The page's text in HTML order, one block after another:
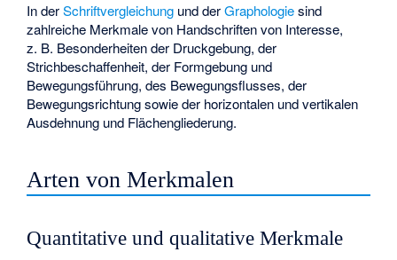
In derSchriftvergleichung und derGraphologiesind
zahlreiche Merkmale von Handschriften von Interesse,
z. B. Besonderheiten der Druckgebung, der
Strichbeschaffenheit, der Formgebung und
Bewegungsführung, des Bewegungsflusses, der
Bewegungsrichtung sowie der horizontalen und vertikalen
Ausdehnung und Flächengliederung.
Arten von Merkmalen
Quantitative und qualitative Merkmale